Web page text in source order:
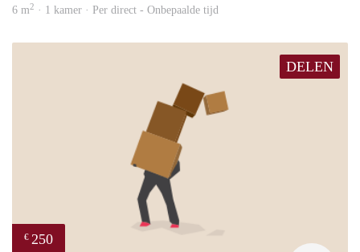
6 m2 · 1 kamer · Per direct - Onbepaalde tijd
DELEN
€ 250